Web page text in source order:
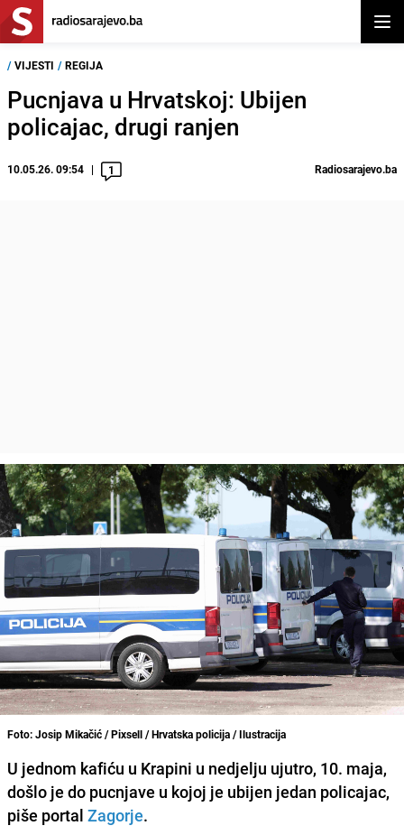
/ VIJESTI / REGIJA
Pucnjava u Hrvatskoj: Ubijen
policajac, drugi ranjen
10.05.26. 09:54 1 Radiosarajevo.ba
Foto: Josip Mikačić / Pixsell / Hrvatska policija / Ilustracija
U jednom kafiću u Krapini u nedjelju ujutro, 10. maja,
došlo je do pucnjave u kojoj je ubijen jedan policajac,
piše portal Zagorje.